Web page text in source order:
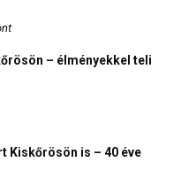
– élményekkel teli
Kiskőrösön is – 40 éve